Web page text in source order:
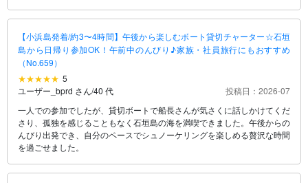
【小浜島発着/約3〜4時間】午後から楽しむボート貸切チャーター☆石垣
島から日帰り参加OK！午前中のんびり♪家族・社員旅行にもおすすめ
（No.659）
5
ユーザー_bprd さん/40 代
投稿日：2026-07
一人での参加でしたが、貸切ボートで船長さんが気さくに話しかけてくだ
さり、孤独を感じることもなく石垣島の海を満喫できました。午後からの
んびり出発でき、自分のペースでシュノーケリングを楽しめる贅沢な時間
を過ごせました。